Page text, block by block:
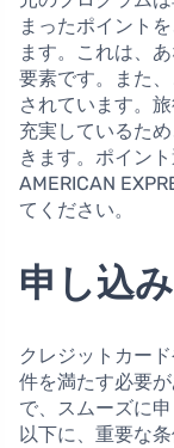
まったポイント
ます。これは、
要素です。また
されています。
充実しているた
きます。ポイン
AMERICAN
てください。
申し込
クレジットカー
件を満たす必要
で、スムーズに
以下に、重要な